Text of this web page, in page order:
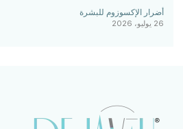
أضرار الإكسوزوم للبشرة
26 يوليو، 2026